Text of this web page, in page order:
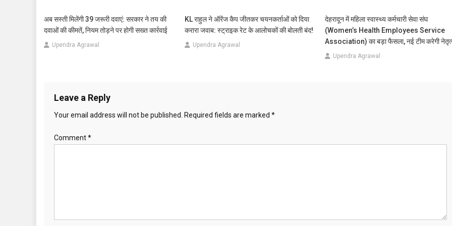
अब सस्ती मिलेंगी 39 जरूरी दवाएं: सरकार ने तय की
दवाओं की कीमतें, नियम तोड़ने पर होगी सख्त कार्रवाई
Upendra Agrawal
KL राहुल ने ऑरेंज कैप जीतकर चयनकर्ताओं को दिया
करारा जवाब: स्ट्राइक रेट के आलोचकों की बोलती बंद!
Upendra Agrawal
देहरादून में महिला स्वास्थ्य कर्मचारी सेवा संघ
(Women’s Health Employees Service
Association) का बड़ा फैसला, नई टीम करेगी
Upendra Agrawal
Leave a Reply
Your email address will not be published. Required fields are marked *
Comment*